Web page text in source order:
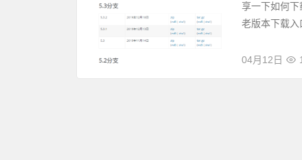
享一下如何
老版本下载入
04月12日